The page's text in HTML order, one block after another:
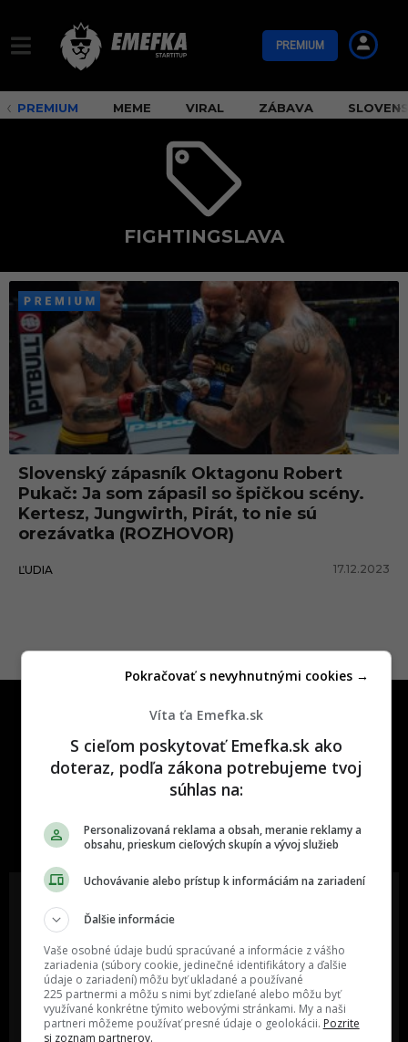
PREMIUM
PREMIUM MEME VIRAL ZÁBAVA
FIGHTINGSLAVA
F
g
h
t
i
n
g
s
a
Slovenský zápasník Oktagonu Robert
Pukač: Ja som zápasil so špičkou scény.
Kertesz, Jungwirth, Pirát, to nie sú
orezávatka (ROZHOVOR)
ĽUDIA 17.12.2023
najzabávnejšie miesto na svete
ľudí v rôznych vekových
kategóriách a na rôznych
sociálnych sieťach a nakopni svoj
biznis alebo produkt.
MÁM ZÁUJEM O
poznáš niekoho, o kom by sme
mali určite napísať?
Víta ťa Emefka.sk
S cieľom poskytovať Emefka.sk ako
doteraz, podľa zákona potrebujeme tvoj
súhlas na:
Personalizovaná reklama a obsah, meranie reklamy a
obsahu, prieskum cieľových skupín a vývoj služieb
Uchovávanie alebo prístup k informáciám na zariadení
Ďalšie informácie
Vaše osobné údaje budú spracúvané a informácie z vášho
zariadenia (súbory cookie, jedinečné identifikátory a ďalšie
údaje o zariadení) môžu byť ukladané a používané
225 partnermi a môžu s nimi byť zdieľané alebo môžu byť
využívané konkrétne týmito webovými stránkami. My a naši
partneri môžeme používať presné údaje o geolokácii. Pozrite
si zoznam partnerov.
Pokračovať s nevyhnutnými cookies →